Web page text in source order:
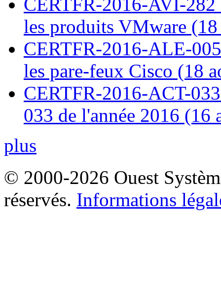
les produits VMware
CERTFR-2016-ALE-
les pare-feux Cisco (18
CERTFR-2016-ACT-
033 de l'année 2016 (16
plus
© 2000-2026 Ouest
réservés. Informations